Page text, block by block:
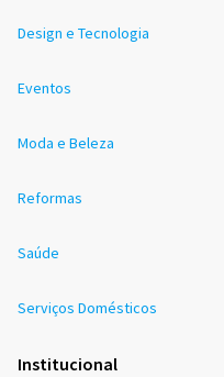
Design e Tecnologia
Eventos
Moda e Beleza
Reformas
Saúde
Serviços Domésticos
Institucional